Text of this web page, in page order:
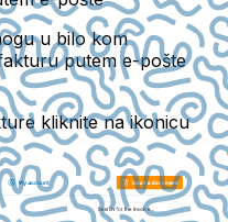
u bilo kom
putem e-pošte
kliknite naikonicu